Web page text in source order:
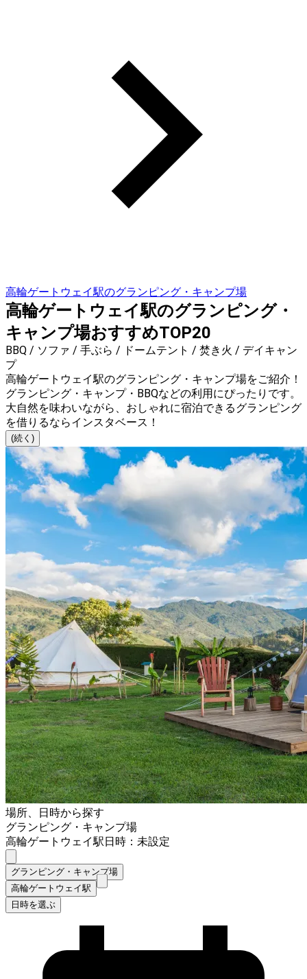
高輪ゲートウェイ駅のグランピング・キャンプ場
高輪ゲートウェイ駅のグランピング・
キャンプ場おすすめTOP20
BBQ / ソファ / 手ぶら / ドームテント / 焚き火 / デイキャン
プ
高輪ゲートウェイ駅のグランピング・キャンプ場をご紹介！
グランピング・キャンプ・BBQなどの利用にぴったりです。
大自然を味わいながら、おしゃれに宿泊できるグランピング
を借りるならインスタベース！
(続く)
場所、日時から探す
グランピング・キャンプ場
高輪ゲートウェイ駅日時：未設定
グランピング・キャンプ場
高輪ゲートウェイ駅
日時を選ぶ